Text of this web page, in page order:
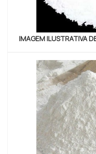
IMAGEM ILUSTRATIVA